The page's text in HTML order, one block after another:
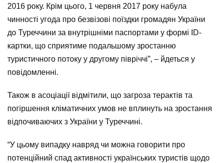
2016 року. Крім цього, 1 червня 2017 року набула
чинності угода про безвізові поїздки громадян України
до Туреччини за внутрішніми паспортами у формі ID-
картки, що сприятиме подальшому зростанню
туристичного потоку у другому півріччі”, – йдеться у
повідомленні.
Також в асоціації відмітили, що загроза терактів та
погіршення кліматичних умов не вплинуть на зростання
відпочиваючих з України у Туреччині.
“У цьому випадку навряд чи можна говорити про
потенційний спад активності українських туристів щодо